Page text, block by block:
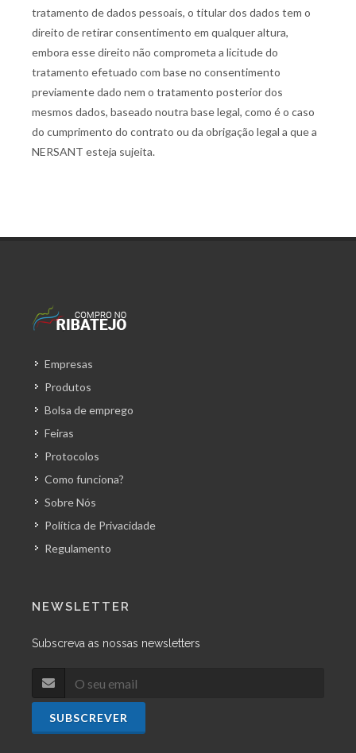
tratamento de dados pessoais, o titular dos dados tem o
direito de retirar consentimento em qualquer altura,
embora esse direito não comprometa a licitude do
tratamento efetuado com base no consentimento
previamente dado nem o tratamento posterior dos
mesmos dados, baseado noutra base legal, como é o caso
do cumprimento do contrato ou da obrigação legal a que a
NERSANT esteja sujeita.
Empresas
Produtos
Bolsa de emprego
Feiras
Protocolos
Como funciona?
Sobre Nós
Política de Privacidade
Regulamento
NEWSLETTER
Subscreva as nossas newsletters
SUBSCREVER